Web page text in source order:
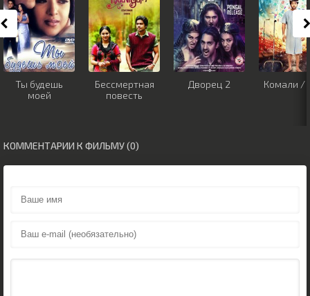
Ты будешь
моей
Бессмертная
повесть
Дворец 2 Комали /
КОММЕНТАРИИ К ФИЛЬМУ (0)